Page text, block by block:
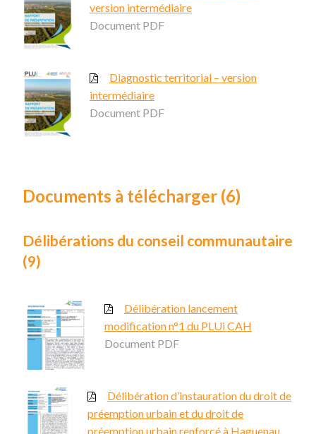
version intermédiaire
Document PDF
Diagnostic territorial – version
intermédiaire
Document PDF
Documents à télécharger (6)
Délibérations du conseil communautaire
(9)
Délibération lancement
modification n°1 du PLUi CAH
Document PDF
Délibération d’instauration du droit de
préemption urbain et du droit de
préemption urbain renforcé à Haguenau